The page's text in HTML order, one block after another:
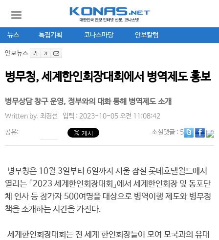
뉴스 특집기획 코나스마당 안보칼럼
안보뉴스
병무청, 세계한인회장대회에서 병역제도 홍보
병무상담 창구 운영, 정부와의 대화 통해 병역제도 소개
Written by. 최경선 입력 : 2023-10-05 오전 11:08:42
공유: 소셜댓글: 5
병무청은 10월 3일부터 6일까지 서울 잠실 롯데호텔월드에서
열리는 「2023 세계한인회장대회」에서 세계한인회장 및 동포단
체 인사 등 참가자 500여명을 대상으로 병역이행 제도와 병무정
책을 소개하는 시간을 가진다.
세계한인회장대회는 전 세계 한인회장들이 모여 모국과의 유대